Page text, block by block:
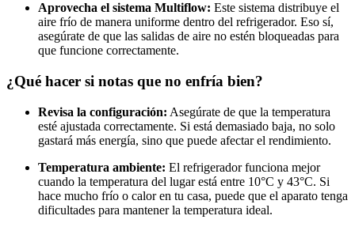
Aprovecha el sistema Multiflow: Este sistema distribuye el
aire frío de manera uniforme dentro del refrigerador. Eso sí,
asegúrate de que las salidas de aire no estén bloqueadas para
que funcione correctamente.
¿Qué hacer si notas que no enfría bien?
Revisa la configuración: Asegúrate de que la temperatura
esté ajustada correctamente. Si está demasiado baja, no solo
gastará más energía, sino que puede afectar el rendimiento.
Temperatura ambiente: El refrigerador funciona mejor
cuando la temperatura del lugar está entre 10°C y 43°C. Si
hace mucho frío o calor en tu casa, puede que el aparato tenga
dificultades para mantener la temperatura ideal.